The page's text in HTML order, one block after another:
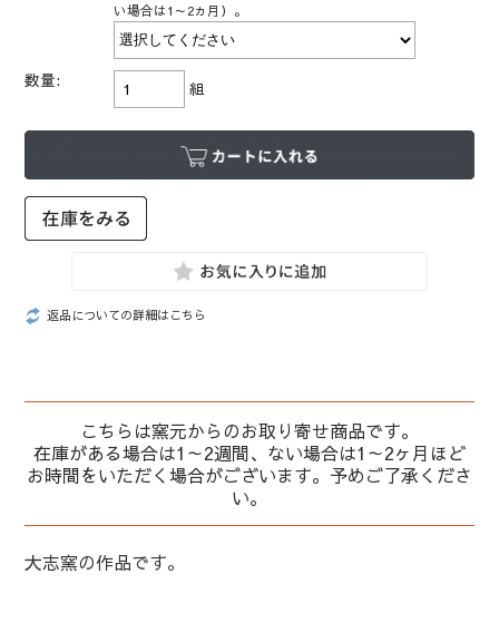
い場合は1～2ヵ月）。
数量: 組
返品についての詳細はこちら
こちらは窯元からのお取り寄せ商品です。
在庫がある場合は1～2週間、ない場合は1～2ヶ月ほど
お時間をいただく場合がございます。予めご了承くださ
い。
大志窯の作品です。